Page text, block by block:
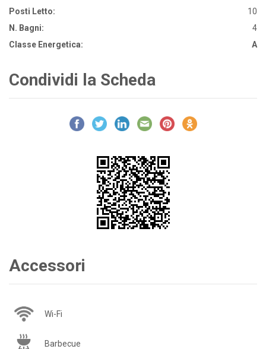
Posti Letto:
10
N. Bagni:
4
Classe Energetica:
A
Condividi la Scheda
Accessori
Wi-Fi
Barbecue